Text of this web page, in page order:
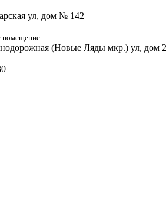
ул, дом № 142
помещение
(Новые Ляды мкр.) ул, дом